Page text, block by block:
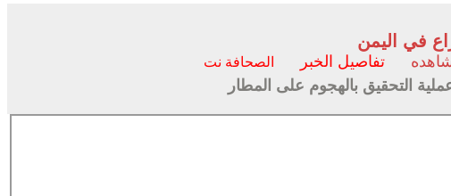
في اليمن
تفاصيل الخبر الصحافة نت
التحقيق بالهجوم على المطار